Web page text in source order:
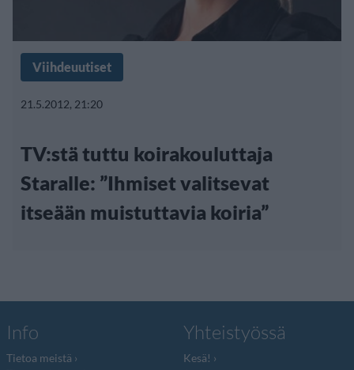
Viihdeuutiset
21.5.2012, 21:20
TV:stä tuttu koirakouluttaja
Staralle: ”Ihmiset valitsevat
itseään muistuttavia koiria”
Info
Tietoa meistä
Yhteistyössä
Kesä!